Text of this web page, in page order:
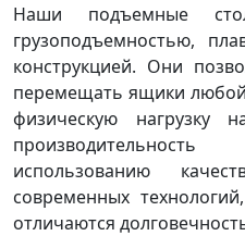
Наши подъемные
грузоподъемностью,
конструкцией. Они
перемещать ящики
физическую нагрузку
использованию
современных
отличаются